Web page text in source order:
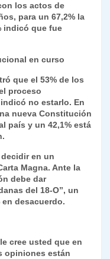
los actos de
para un 67,2% la
indicó que fue
en curso
que el 53% de los
proceso
no estarlo. En
nueva Constitución
país y un 42,1% está
decidir en un
Magna. Ante la
debe dar
del 18-O”, un
en desacuerdo.
cree usted que en
opiniones están